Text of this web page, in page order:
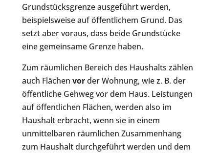
Grundstücksgrenze ausgeführt werden,
beispielsweise auf öffentlichem Grund. Das
setzt aber voraus, dass beide Grundstücke
eine gemeinsame Grenze haben.
Zum räumlichen Bereich des Haushalts zählen
auch Flächen vorder Wohnung, wie z. B. der
öffentliche Gehweg vor dem Haus. Leistungen
auf öffentlichen Flächen, werden also im
Haushalt erbracht, wenn sie in einem
unmittelbaren räumlichen Zusammenhang
zum Haushalt durchgeführt werden und dem